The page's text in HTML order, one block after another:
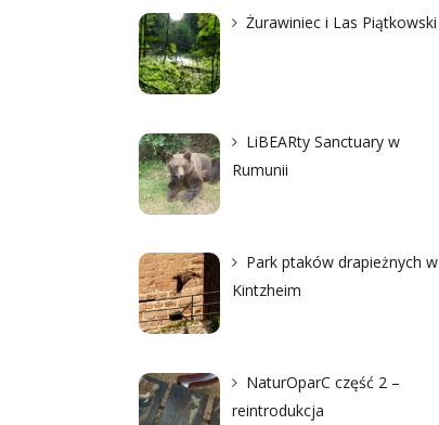
Żurawiniec i Las Piątkowski
LiBEARty Sanctuary w
Rumunii
Park ptaków drapieżnych w
Kintzheim
NaturOparC część 2 –
reintrodukcja